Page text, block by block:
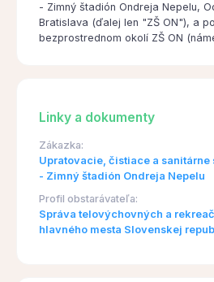
- Zimný štadión Ondreja Nepelu,
Bratislava (ďalej len "ZŠ ON"), a
bezprostrednom okolí ZŠ ON
Linky a dokumenty
Zákazka:
Upratovacie, čistiace a sanitárne
- Zimný štadión Ondreja Nepelu
Profil obstarávateľa:
Správa telovýchovných a
hlavného mesta Slovenskej